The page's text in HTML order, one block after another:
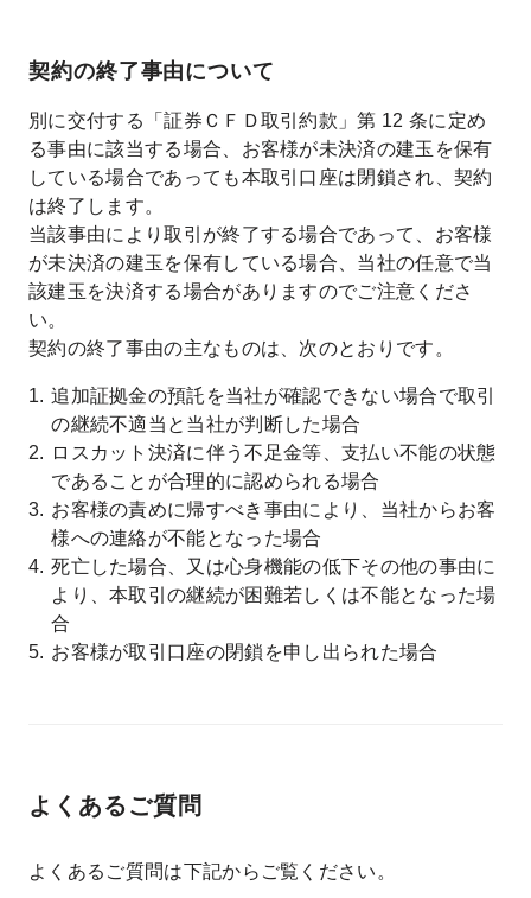
契約の終了事由について
別に交付する「証券ＣＦＤ取引約款」第 12 条に定め
る事由に該当する場合、お客様が未決済の建玉を保有
している場合であっても本取引口座は閉鎖され、契約
は終了します。
当該事由により取引が終了する場合であって、お客様
が未決済の建玉を保有している場合、当社の任意で当
該建玉を決済する場合がありますのでご注意くださ
い。
契約の終了事由の主なものは、次のとおりです。
追加証拠金の預託を当社が確認できない場合で取引
の継続不適当と当社が判断した場合
ロスカット決済に伴う不足金等、支払い不能の状態
であることが合理的に認められる場合
お客様の責めに帰すべき事由により、当社からお客
様への連絡が不能となった場合
死亡した場合、又は心身機能の低下その他の事由に
より、本取引の継続が困難若しくは不能となった場
合
お客様が取引口座の閉鎖を申し出られた場合
よくあるご質問
よくあるご質問は下記からご覧ください。